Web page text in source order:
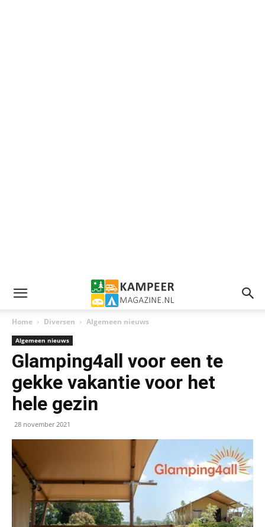
Home Diversen Algemeen nieuws
Algemeen nieuws
Glamping4all voor een te
gekke vakantie voor het
hele gezin
28 november 2021